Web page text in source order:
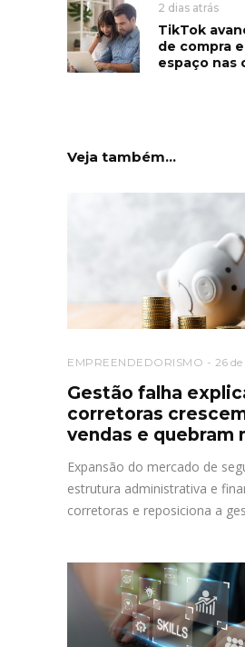
2 dias atrás
TikTok
de compra
espaço nas
Veja também...
EMPREENDEDORISMO 26
Gestão falha
corretoras
vendas e quebram
Expansão do mercado de
estrutura administrativa e
corretoras e reposiciona a